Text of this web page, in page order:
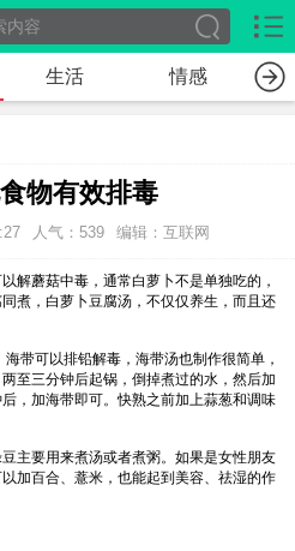
生活 情感
物有效排毒
人气：539 编辑：互联网
解蘑菇中毒，通常白萝卜不是单独吃的，
煮，白萝卜豆腐汤，不仅仅养生，而且还
带可以排铅解毒，海带汤也制作很简单，
至三分钟后起锅，倒掉煮过的水，然后加
，加海带即可。快熟之前加上蒜葱和调味
主要用来煮汤或者煮粥。如果是女性朋友
加百合、薏米，也能起到美容、祛湿的作